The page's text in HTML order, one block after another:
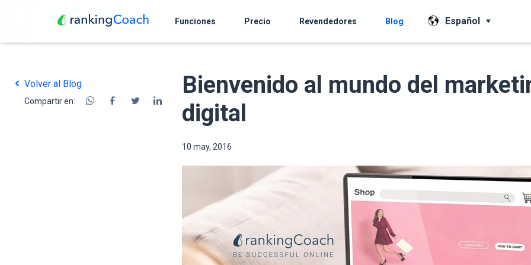
Funciones Precio Revendedores Blog Español
Volver al Blog
Compartir en:
Bienvenido al mundo del
digital
10 may, 2016